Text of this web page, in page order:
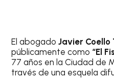
El abogadoJavier Coello
públicamente como “El
77 años en la Ciudad de
través de una esquela